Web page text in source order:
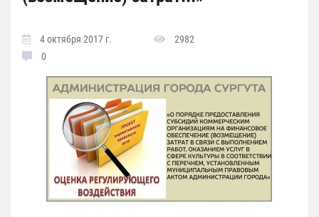
4 октября 2017 г.
2982
0